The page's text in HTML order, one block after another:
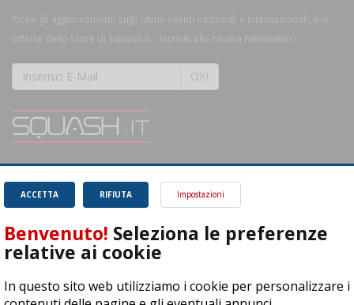
Ricevi gli aggiornamenti sugli ultimi eventi nazionali e internazionali, e le
offerte dello Store di Squash.it... Iscriviti alla nostra Newsletter!
OK!
magnifico sport.
Leggi
RIFIUTA
ACCETTA Impostazioni
Benvenuto! Seleziona le preferenze
relative ai cookie
In questo sito web utilizziamo i cookie per personalizzare i
ASD Let's Sport - Via T. Olivelli 3, 25014 Castenedolo (BS) - P. Iva: